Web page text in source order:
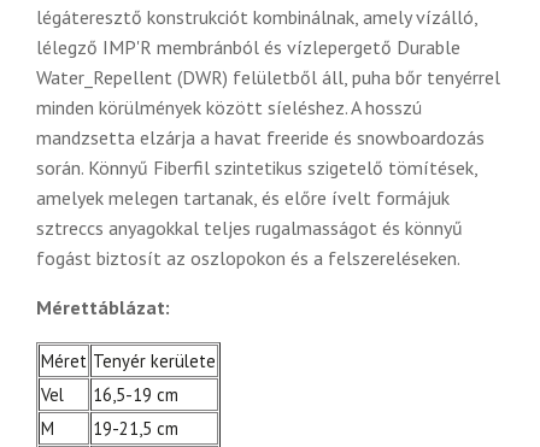
légáteresztő konstrukciót kombinálnak, amely vízálló,
lélegző IMP'R membránból és vízlepergető Durable
Water_Repellent (DWR) felületből áll, puha bőr tenyérrel
minden körülmények között síeléshez. A hosszú
mandzsetta elzárja a havat freeride és snowboardozás
során. Könnyű Fiberfil szintetikus szigetelő tömítések,
amelyek melegen tartanak, és előre ívelt formájuk
sztreccs anyagokkal teljes rugalmasságot és könnyű
fogást biztosít az oszlopokon és a felszereléseken.
Mérettáblázat:
Méret Tenyér kerülete
Vel
16,5-19 cm
M
19-21,5 cm